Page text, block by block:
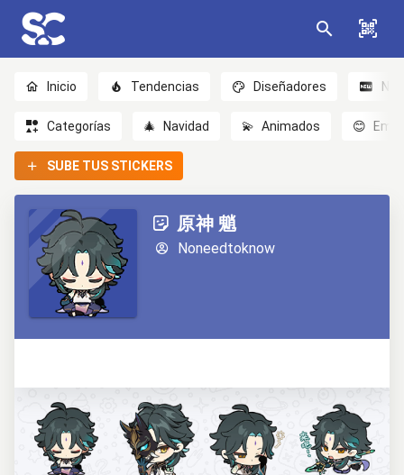
Inicio Tendencias Diseñadores
Categorías 🎄 Navidad 💫 Animados 😊
SUBE TUS STICKERS
原神 魈
Noneedtoknow